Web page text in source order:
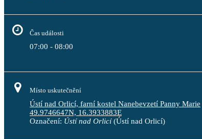
Čas události
07:00 - 08:00
Místo uskutečnění
Ústí nad Orlicí, farní kostel Nanebevzetí Panny Marie
49.9746647N, 16.3933883E
Označení: Ústí nad Orlicí(Ústí nad Orlicí)